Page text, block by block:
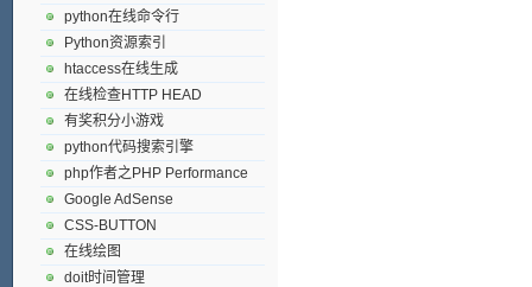
python在线命令行
Python资源索引
htaccess在线生成
在线检查HTTP HEAD
有奖积分小游戏
python代码搜索引擎
php作者之PHP Performance
Google AdSense
CSS-BUTTON
在线绘图
doit时间管理